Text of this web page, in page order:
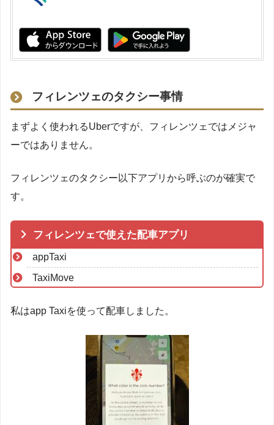
フィレンツェのタクシー事情
まずよく使われるUberですが、フィレンツェではメジャ
ーではありません。
フィレンツェのタクシー以下アプリから呼ぶのが確実で
す。
フィレンツェで使えた配車アプリ
appTaxi
TaxiMove
私はapp Taxiを使って配車しました。